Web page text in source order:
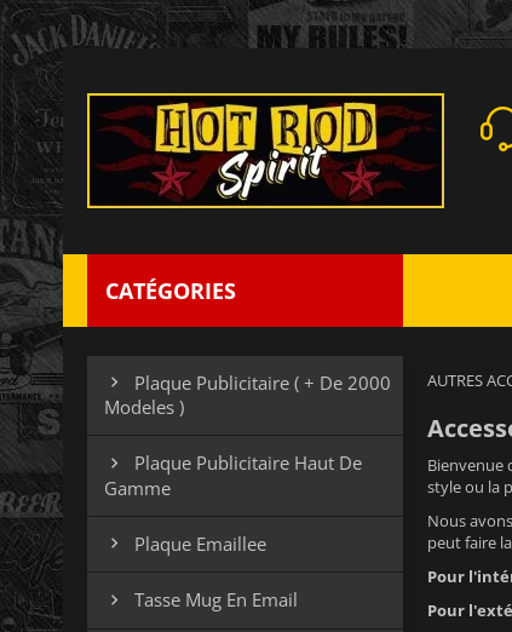
CATÉGORIES

Plaque Publicitaire ( + De 2000
Modeles )

Plaque Publicitaire Haut De
Gamme
 Plaque Emaillee
 Tasse Mug En Email
AUTRES
Bienvenue
style ou la
Nous
peut faire
Pour
Pour